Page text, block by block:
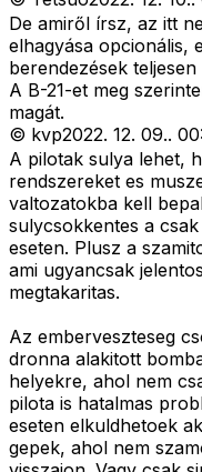
De amiről írsz, az itt
elhagyása opcionális,
berendezések
A B-21-et meg
magát.
© kvp2022. 12. 09..
A pilotak sulya lehet,
rendszereket es
valtozatokba kell
sulycsokkentes a
eseten. Plusz a
ami ugyancsak
megtakaritas.
Az emberveszteseg
dronna alakitott
helyekre, ahol nem
pilota is hatalmas
eseten elkuldhetoek
gepek, ahol nem